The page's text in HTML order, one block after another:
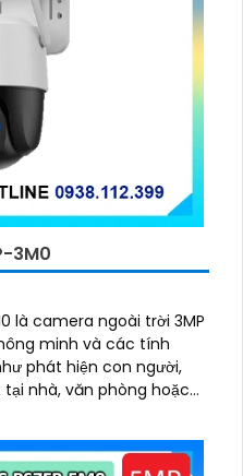
3M0
là camera ngoài trời 3MP
minh và các tính
phát hiện con người,
nhà, văn phòng hoặc